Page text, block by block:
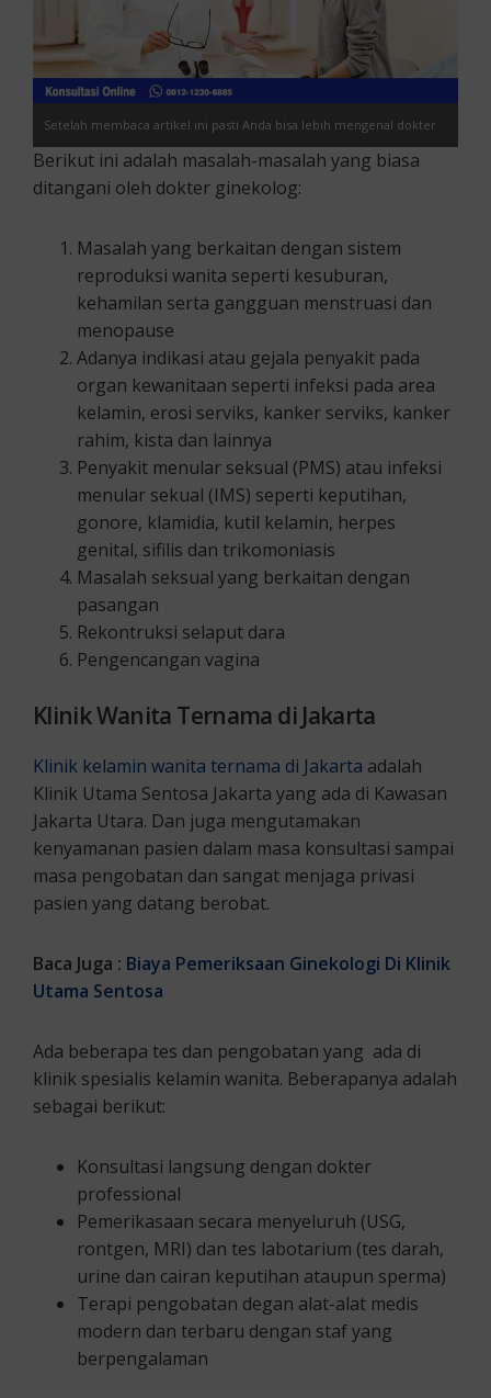
Setelah membaca artikel ini pasti Anda bisa lebih mengenal dokter
kelamin wanita atau ginekolog.
Berikut ini adalah masalah-masalah yang biasa
ditangani oleh dokter ginekolog:
Masalah yang berkaitan dengan sistem
reproduksi wanita seperti kesuburan,
kehamilan serta gangguan menstruasi dan
menopause
Adanya indikasi atau gejala penyakit pada
organ kewanitaan seperti infeksi pada area
kelamin, erosi serviks, kanker serviks, kanker
rahim, kista dan lainnya
Penyakit menular seksual (PMS) atau infeksi
menular sekual (IMS) seperti keputihan,
gonore, klamidia, kutil kelamin, herpes
genital, sifilis dan trikomoniasis
Masalah seksual yang berkaitan dengan
pasangan
Rekontruksi selaput dara
Pengencangan vagina
Klinik Wanita Ternama di Jakarta
Klinik kelamin wanita ternama di Jakarta adalah
Klinik Utama Sentosa Jakarta yang ada di Kawasan
Jakarta Utara. Dan juga mengutamakan
kenyamanan pasien dalam masa konsultasi sampai
masa pengobatan dan sangat menjaga privasi
pasien yang datang berobat.
Baca Juga : Biaya Pemeriksaan Ginekologi Di Klinik
Utama Sentosa
Ada beberapa tes dan pengobatan yang ada di
klinik spesialis kelamin wanita. Beberapanya adalah
sebagai berikut:
Konsultasi langsung dengan dokter
professional
Pemerikasaan secara menyeluruh (USG,
rontgen, MRI) dan tes labotarium (tes darah,
urine dan cairan keputihan ataupun sperma)
Terapi pengobatan degan alat-alat medis
modern dan terbaru dengan staf yang
berpengalaman